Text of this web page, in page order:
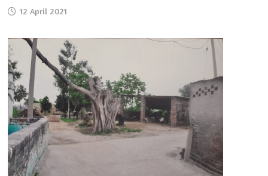
12 April 2021